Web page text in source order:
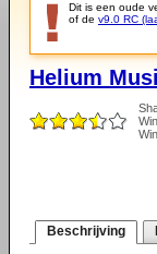
Dit is een oude
of de v9.0 RC
Helium
Beschrijving